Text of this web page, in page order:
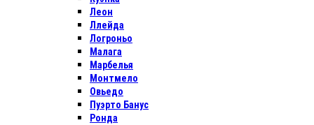
Леон
Ллейда
Логроньо
Малага
Марбелья
Монтмело
Овьедо
Пуэрто Банус
Ронда